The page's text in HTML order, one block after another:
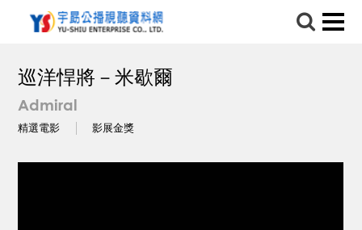
巡洋悍將－米歇爾
Admiral
精選電影 影展金獎